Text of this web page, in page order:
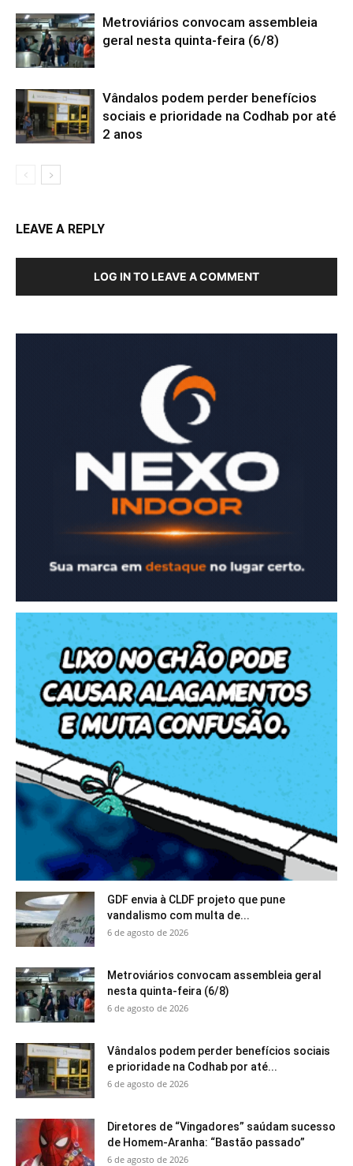
Metroviários convocam assembleia
geral nesta quinta-feira (6/8)
Vândalos podem perder benefícios
sociais e prioridade na Codhab por até
2 anos
LEAVE A REPLY
LOG IN TO LEAVE A COMMENT
GDF envia à CLDF projeto que pune
vandalismo com multa de...
6 de agosto de 2026
Metroviários convocam assembleia geral
nesta quinta-feira (6/8)
6 de agosto de 2026
Vândalos podem perder benefícios sociais
e prioridade na Codhab por até...
6 de agosto de 2026
Diretores de “Vingadores” saúdam sucesso
de Homem-Aranha: “Bastão passado”
6 de agosto de 2026